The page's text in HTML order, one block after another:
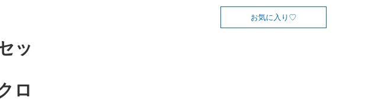
ッ
ロ
お気に入り